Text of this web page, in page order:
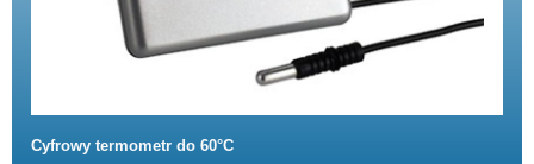
Cyfrowy termometr do 60°C